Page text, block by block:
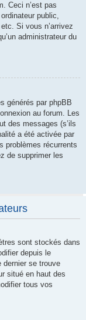
Ceci n’est pas
public,
Si vous n’arrivez
administrateur du
générés par phpBB
au forum. Les
des messages (s’ils
a été activée par
problèmes récurrents
de supprimer les
sont stockés dans
depuis le
dernier se trouve
situé en haut des
tous vos